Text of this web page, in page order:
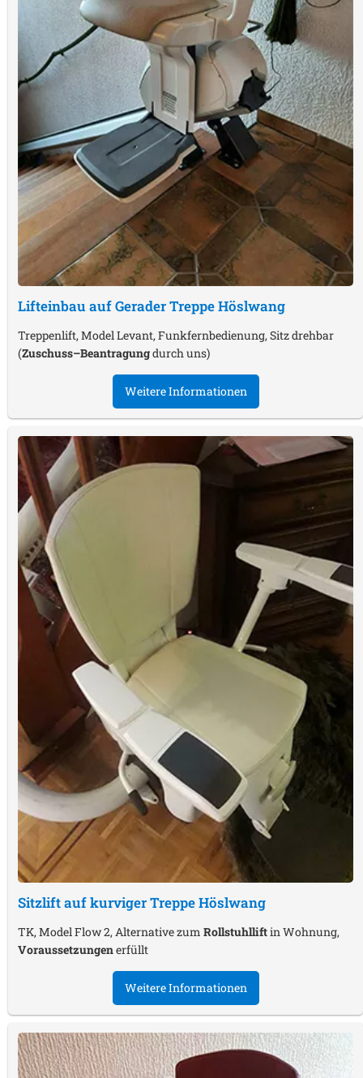
Lifteinbau auf Gerader TreppeHöslwang
Treppenlift, Model Levant, Funkfernbedienung, Sitz drehbar
(Zuschuss–Beantragungdurch uns)
Weitere Informationen
Sitzlift auf kurviger TreppeHöslwang
TK, Model Flow 2, Alternative zum Rollstuhlliftin Wohnung,
Voraussetzungenerfüllt
Weitere Informationen